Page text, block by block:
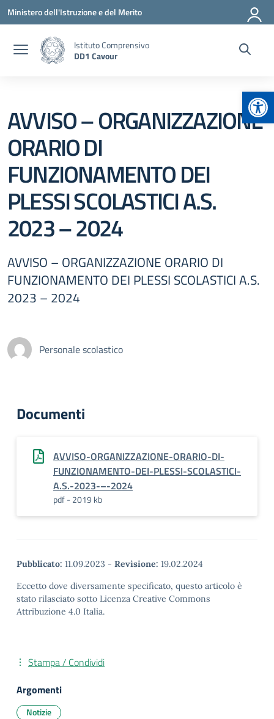
Vai ai contenuti
Vai al menu di navigazione
Vai al footer
Ministero dell'Istruzione e del Merito
Istituto Comprensivo
DD1 Cavour
AVVISO – ORGANIZZAZIONE
ORARIO DI
FUNZIONAMENTO DEI
PLESSI SCOLASTICI A.S.
2023 – 2024
AVVISO – ORGANIZZAZIONE ORARIO DI
FUNZIONAMENTO DEI PLESSI SCOLASTICI A.S.
2023 – 2024
Personale scolastico
Documenti
AVVISO-ORGANIZZAZIONE-ORARIO-DI-
FUNZIONAMENTO-DEI-PLESSI-SCOLASTICI-
A.S.-2023-–-2024
pdf - 2019 kb
Pubblicato: 11.09.2023 - Revisione: 19.02.2024
Eccetto dove diversamente specificato, questo articolo è
stato rilasciato sotto Licenza Creative Commons
Attribuzione 4.0 Italia.
Stampa / Condividi
Argomenti
Notizie